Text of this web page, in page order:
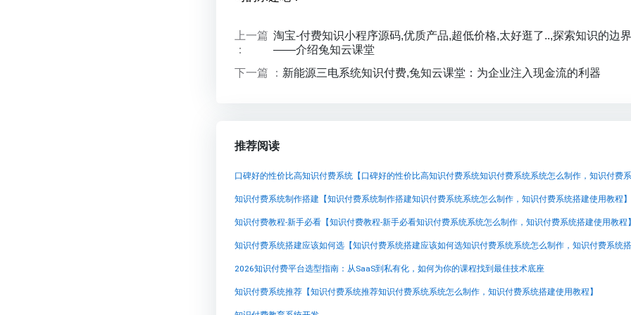
上一篇
：
淘宝-付费知识小程序源码,优质产品,超低价格,太好逛了..,探索知识的边界
——介绍兔知云课堂
下一篇 ： 新能源三电系统知识付费,兔知云课堂：为企业注入现金流的利器
推荐阅读
知识付费系统制作搭建【知识付费系统制作搭建知识付费系统系统怎么制作，知识付费系统搭建使用教程】
知识付费教程-新手必看【知识付费教程-新手必看知识付费系统系统怎么制作，知识付费系统搭建使用教程】
2026知识付费平台选型指南：从SaaS到私有化，如何为你的课程找到最佳技术底座
知识付费系统推荐【知识付费系统推荐知识付费系统系统怎么制作，知识付费系统搭建使用教程】